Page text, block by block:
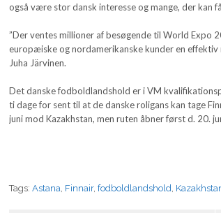
også være stor dansk interesse og mange, der kan
”Der ventes millioner af besøgende til World Expo
europæiske og nordamerikanske kunder en effektiv
Juha Järvinen.
Det danske fodboldlandshold er i VM
ti dage for sent til at de danske roligans kan tage
juni mod Kazakhstan, men ruten åbner først d. 20.
Tags:Astana, Finnair,fodboldlandshold,